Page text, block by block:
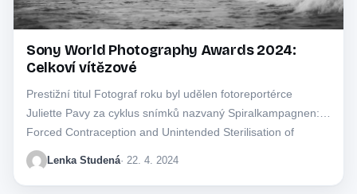
Sony World Photography Awards 2024:
Celkoví vítězové
Prestižní titul Fotograf roku byl udělen fotoreportérce
Juliette Pavy za cyklus snímků nazvaný Spiralkampagnen:
Forced Contraception and Unintended Sterilisation of
Greenlandic Women.
Lenka Studená· 22. 4. 2024